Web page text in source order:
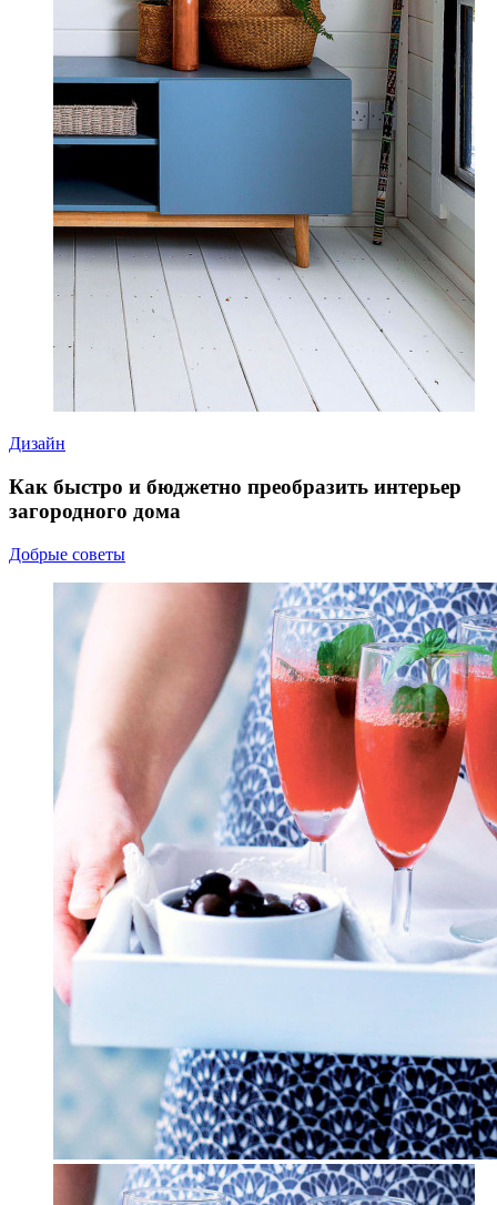
Дизайн
Как быстро и бюджетно преобразить интерьер
загородного дома
Добрые советы